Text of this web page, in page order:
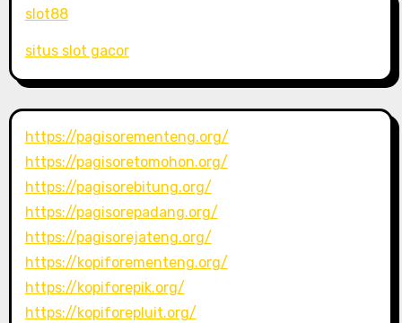
slot88
situs slot gacor
https://pagisorementeng.org/
https://pagisoretomohon.org/
https://pagisorebitung.org/
https://pagisorepadang.org/
https://pagisorejateng.org/
https://kopiforementeng.org/
https://kopiforepik.org/
https://kopiforepluit.org/